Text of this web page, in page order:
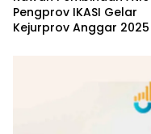
Pengprov IKASI Gelar
Kejurprov Anggar 2025